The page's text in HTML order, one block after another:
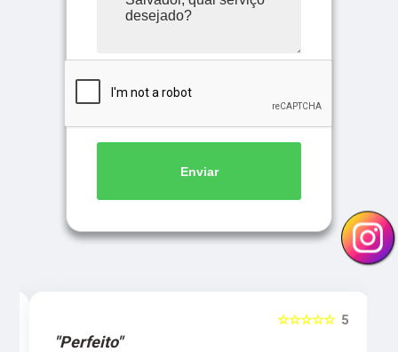
Enviar
5
☆☆☆☆☆
"Perfeito"